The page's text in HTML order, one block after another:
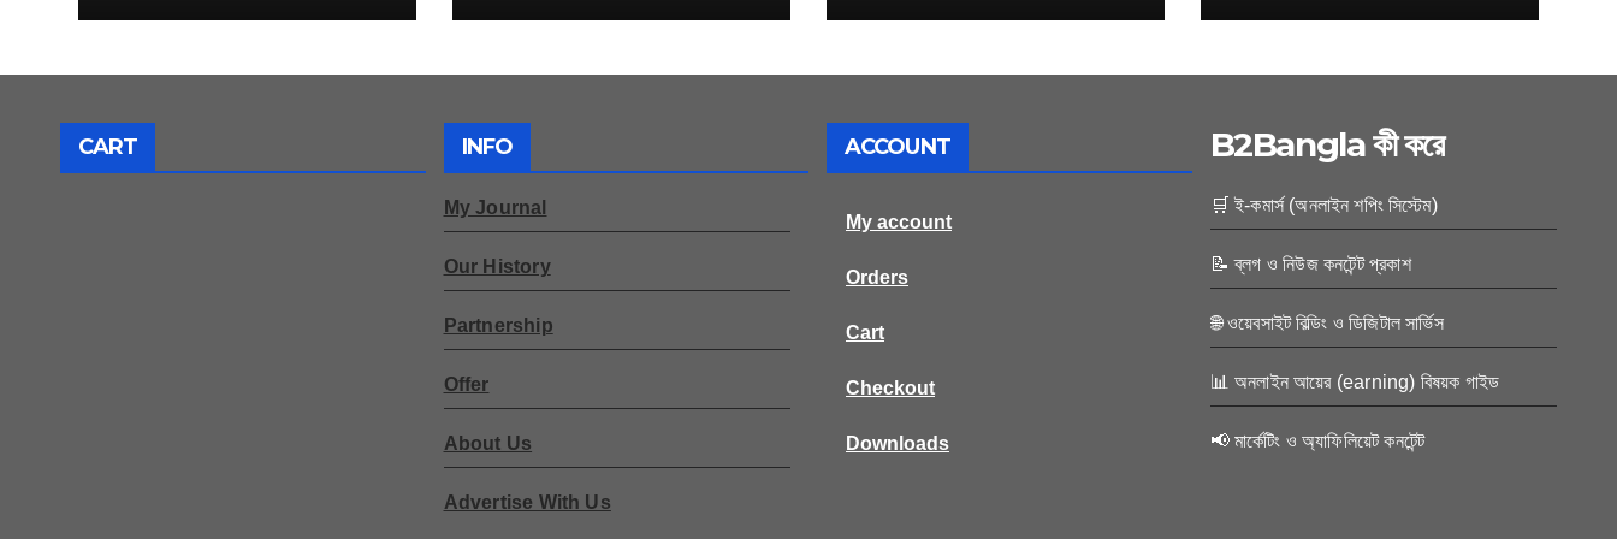
CART INFO
My Journal
Our History
Partnership
Offer
About Us
Advertise With Us
ACCOUNT
My account
Orders
Cart
Checkout
Downloads
B2Bangla কী করে
🛒 ই-কমার্স (অনলাইন শপিং সিস্টেম)
📝 ব্লগ ও নিউজ কনটেন্ট প্রকাশ
🌐 ওয়েবসাইট বিল্ডিং ও ডিজিটাল সার্ভিস
📊 অনলাইন আয়ের (earning) বিষয়ক গাইড
📢 মার্কেটিং ও অ্যাফিলিয়েট কনটেন্ট